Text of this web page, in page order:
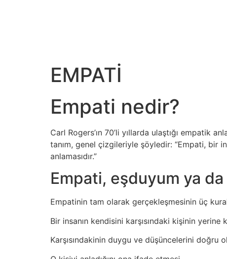
EMPATİ
Empati nedir?
Carl Rogers’ın 70’li yıllarda ulaştığı empatik
tanım, genel çizgileriyle şöyledir: “Empati, bir
anlamasıdır.”
Empati, eşduyum ya
Empatinin tam olarak gerçekleşmesinin üç
Bir insanın kendisini karşısındaki kişinin yerine
Karşısındakinin duygu ve düşüncelerini doğru